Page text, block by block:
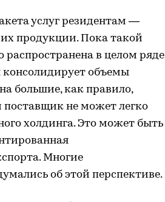
услуг резидентам —
продукции. Пока такой
в целом ряде
объемы
большие, как правило,
не может легко
холдинга. Это может быть
Многие
об этой перспективе.